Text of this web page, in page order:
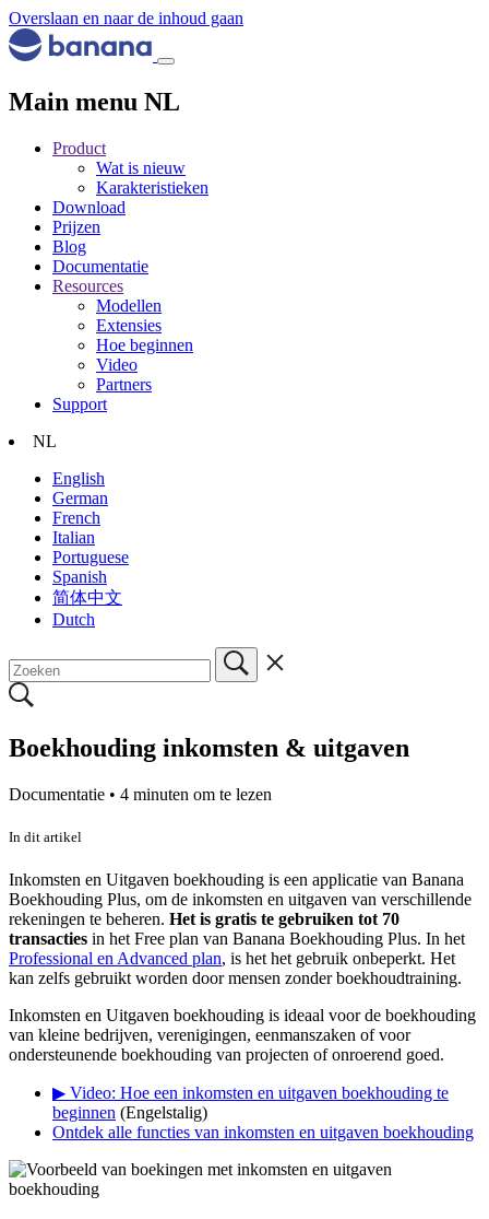
Overslaan en naar de inhoud gaan
Main menu NL
Product
Wat is nieuw
Karakteristieken
Download
Prijzen
Blog
Documentatie
Resources
Modellen
Extensies
Hoe beginnen
Video
Partners
Support
NL
English
German
French
Italian
Portuguese
Spanish
简体中文
Dutch
Boekhouding inkomsten & uitgaven
Documentatie • 4 minuten om te lezen
In dit artikel
Inkomsten en Uitgaven boekhouding is een applicatie van Banana
Boekhouding Plus, om de inkomsten en uitgaven van verschillende
rekeningen te beheren. Het is gratis te gebruiken tot 70
transacties in het Free plan van Banana Boekhouding Plus. In het
Professional en Advanced plan, is het het gebruik onbeperkt. Het
kan zelfs gebruikt worden door mensen zonder boekhoudtraining.
Inkomsten en Uitgaven boekhouding is ideaal voor de boekhouding
van kleine bedrijven, verenigingen, eenmanszaken of voor
ondersteunende boekhouding van projecten of onroerend goed.
▶ Video: Hoe een inkomsten en uitgaven boekhouding te
beginnen (Engelstalig)
Ontdek alle functies van inkomsten en uitgaven boekhouding